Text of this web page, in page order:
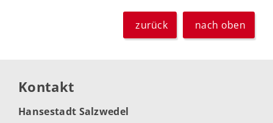
zurück nach oben
Kontakt
Hansestadt Salzwedel